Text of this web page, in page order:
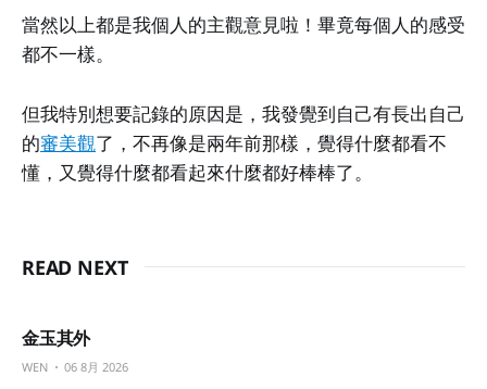
當然以上都是我個人的主觀意見啦！畢竟每個人的感受
都不一樣。
但我特別想要記錄的原因是，我發覺到自己有長出自己
的審美觀了，不再像是兩年前那樣，覺得什麼都看不
懂，又覺得什麼都看起來什麼都好棒棒了。
READ NEXT
金玉其外
WEN 06 8月 2026